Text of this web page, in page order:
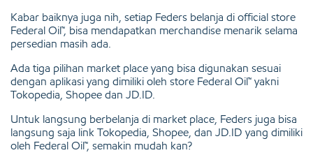
Kabar baiknya juga nih, setiap Feders belanja di official store
Federal Oil™, bisa mendapatkan merchandise menarik selama
persedian masih ada.
Ada tiga pilihan market place yang bisa digunakan sesuai
dengan aplikasi yang dimiliki oleh store Federal Oil™ yakni
Tokopedia, Shopee dan JD.ID.
Untuk langsung berbelanja di market place, Feders juga bisa
langsung saja link Tokopedia, Shopee, dan JD.ID yang dimiliki
oleh Federal Oil™, semakin mudah kan?